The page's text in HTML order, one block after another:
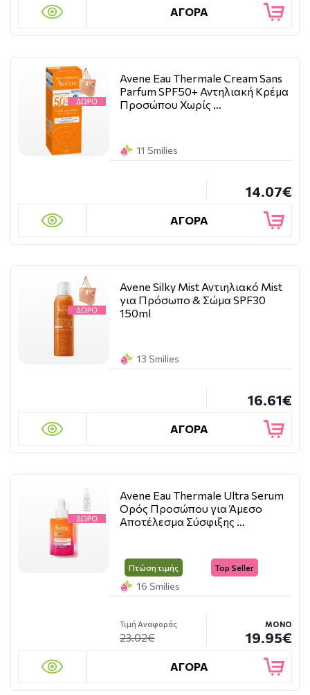
ΑΓΟΡΑ
Avene Eau Thermale Cream Sans
Parfum SPF50+ Αντηλιακή Κρέμα
Προσώπου Χωρίς …
11 Smilies
14.07€
ΑΓΟΡΑ
Avene Silky Mist Αντιηλιακό Mist
για Πρόσωπο & Σώμα SPF30
150ml
13 Smilies
16.61€
ΑΓΟΡΑ
Avene Eau Thermale Ultra Serum
Ορός Προσώπου για Άμεσο
Αποτέλεσμα Σύσφιξης …
Πτώση τιμής Top Seller
16 Smilies
Τιμή Αναφοράς
23.02€
ΜΟΝΟ
19.95€
ΑΓΟΡΑ